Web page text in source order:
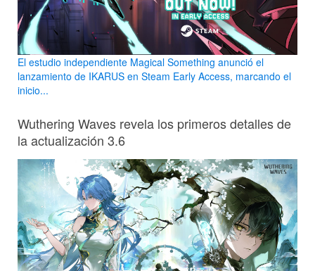
El estudio independiente Magical Something anunció el
lanzamiento de IKARUS en Steam Early Access, marcando el
inicio...
Wuthering Waves revela los primeros detalles de
la actualización 3.6